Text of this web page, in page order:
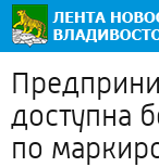
доступна
по